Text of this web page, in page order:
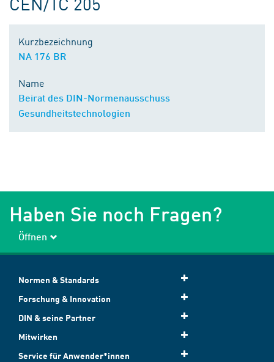
Kurzbezeichnung
NA 176 BR
Name
Beirat des DIN-Normenausschuss
Gesundheitstechnologien
Haben Sie noch Fragen?
Öffnen
Normen & Standards
Forschung & Innovation
DIN & seine Partner
Mitwirken
Service für Anwender*innen